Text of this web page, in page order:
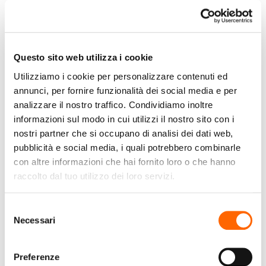
Questo sito web utilizza i cookie
Utilizziamo i cookie per personalizzare contenuti ed
annunci, per fornire funzionalità dei social media e per
analizzare il nostro traffico. Condividiamo inoltre
informazioni sul modo in cui utilizzi il nostro sito con i
nostri partner che si occupano di analisi dei dati web,
pubblicità e social media, i quali potrebbero combinarle
con altre informazioni che hai fornito loro o che hanno
raccolto dal tuo utilizzo dei loro servizi.
delNecessari
Preferenze
AOC
AOC 24G4XE Monitor
PC 60,5 cm (23.8") 1920
x 1080 Pixel Full HD LCD
Nero, Grigio
€99,99(IVA incl.)
LENOVO
Lenovo L24-4e 24 FHD
IPS 100Hz VGA + HDMI
€99,99 (IVA incl.)